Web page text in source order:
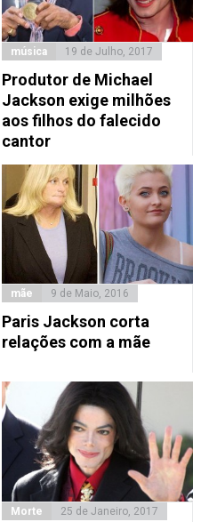
música 19 de Julho, 2017
Produtor de Michael
Jackson exige milhões
aos filhos do falecido
cantor
mãe 9 de Maio, 2016
Paris Jackson corta
relações com a mãe
Morte 25 de Janeiro, 2017